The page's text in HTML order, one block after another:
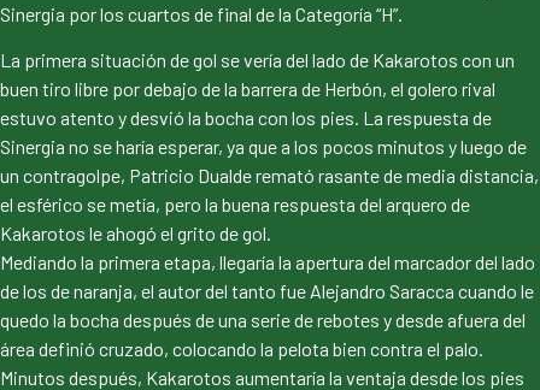
Sinergia por los cuartos de final de la Categoría “H”.
La primera situación de gol se vería del lado de Kakarotos con un
buen tiro libre por debajo de la barrera de Herbón, el golero rival
estuvo atento y desvió la bocha con los pies. La respuesta de
Sinergia no se haría esperar, ya que a los pocos minutos y luego de
un contragolpe, Patricio Dualde remató rasante de media distancia,
el esférico se metía, pero la buena respuesta del arquero de
Kakarotos le ahogó el grito de gol.
Mediando la primera etapa, llegaría la apertura del marcador del lado
de los de naranja, el autor del tanto fue Alejandro Saracca cuando le
quedo la bocha después de una serie de rebotes y desde afuera del
área definió cruzado, colocando la pelota bien contra el palo.
Minutos después, Kakarotos aumentaría la ventaja desde los pies